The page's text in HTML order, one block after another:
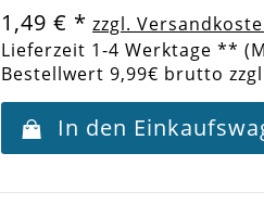
1,49 € * zzgl.
Lieferzeit 1-4 Werktage **
Bestellwert 9,99€ brutto
In den